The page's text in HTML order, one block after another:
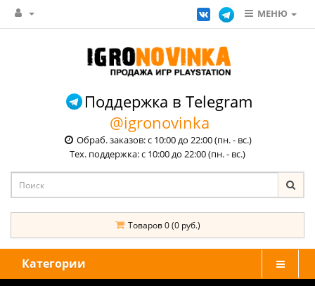
МЕНЮ
Поддержка в Telegram
@igronovinka
Обраб. заказов: с 10:00 до 22:00 (пн. - вс.)
Тех. поддержка: с 10:00 до 22:00 (пн. - вс.)
Товаров 0 (0 руб.)
Категории